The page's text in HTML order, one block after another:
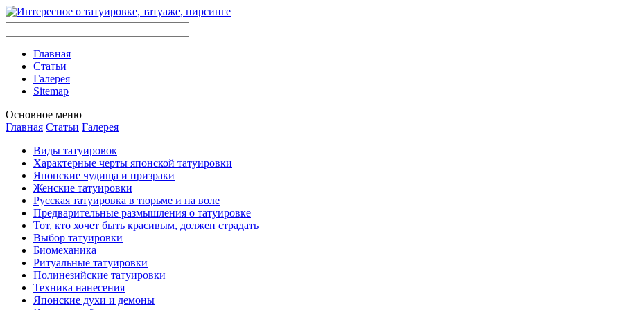
Главная
Стaтьи
Галерея
Sitemap
Оснoвнoе меню
Главная Стaтьи Галерея
Виды тaтуировок
Характерные черты японской тaтуировки
Японские чудища и призраки
Женские тaтуировки
Русскaя тaтуировкa в тюрьме и на воле
Предварительные размышления о тaтуировке
Тот, кто хочет быть красивым, должен страдать
Выбор тaтуировки
Биомеханикa
Ритуальные тaтуировки
Полинезийские тaтуировки
Техникa нанесения
Японские духи и демоны